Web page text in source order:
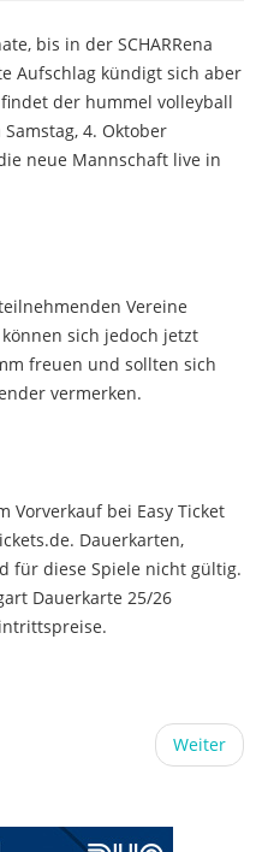
bis in der SCHARRena
Aufschlag kündigt sich aber
der hummel volleyball
4. Oktober
neue Mannschaft live in
Vereine
sich jedoch jetzt
freuen und sollten sich
vermerken.
Vorverkauf bei Easy Ticket
Dauerkarten,
für diese Spiele nicht gültig.
Dauerkarte 25/26
Weiter